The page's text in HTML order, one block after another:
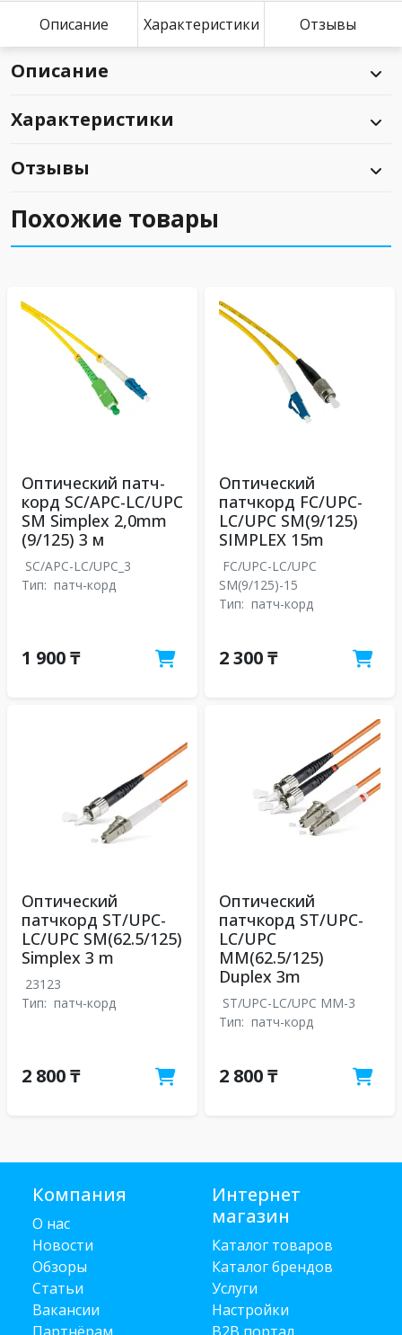
Описание Характеристики Отзывы
Описание
Характеристики
Отзывы
Похожие товары
Оптический патч-
корд SC/APC-LC/UPC
SM Simplex 2,0mm
(9/125) 3 м
SC/APC-LC/UPC_3
Тип: патч-корд
1 900 ₸
Оптический
патчкорд FC/UPC-
LC/UPC SM(9/125)
SIMPLEX 15m
FC/UPC-LC/UPC
SM(9/125)-15
Тип: патч-корд
2 300 ₸
Оптический
патчкорд ST/UPC-
LC/UPC SM(62.5/125)
Simplex 3 m
23123
Тип: патч-корд
2 800 ₸
Оптический
патчкорд ST/UPC-
LC/UPC
MM(62.5/125)
Duplex 3m
ST/UPC-LC/UPC MM-3
Тип: патч-корд
2 800 ₸
Компания
О нас
Новости
Обзоры
Статьи
Вакансии
Интернет
магазин
Каталог товаров
Каталог брендов
Услуги
Настройки